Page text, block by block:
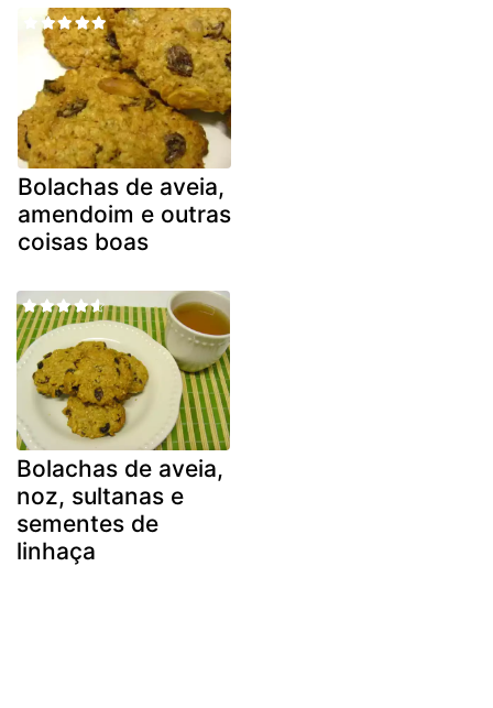
Bolachas de aveia,
amendoim e outras
coisas boas
Bolachas de aveia,
noz, sultanas e
sementes de
linhaça